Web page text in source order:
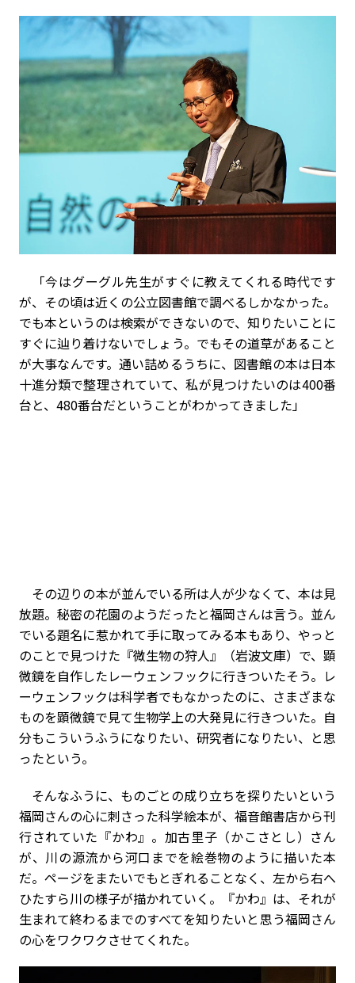
「今はグーグル先生がすぐに教えてくれる時代です
が、その頃は近くの公立図書館で調べるしかなかった。
でも本というのは検索ができないので、知りたいことに
すぐに辿り着けないでしょう。でもその道草があること
が大事なんです。通い詰めるうちに、図書館の本は日本
十進分類で整理されていて、私が見つけたいのは400番
台と、480番台だということがわかってきました」
その辺りの本が並んでいる所は人が少なくて、本は見
放題。秘密の花園のようだったと福岡さんは言う。並ん
でいる題名に惹かれて手に取ってみる本もあり、やっと
のことで見つけた『微生物の狩人』（岩波文庫）で、顕
微鏡を自作したレーウェンフックに行きついたそう。レ
ーウェンフックは科学者でもなかったのに、さまざまな
ものを顕微鏡で見て生物学上の大発見に行きついた。自
分もこういうふうになりたい、研究者になりたい、と思
ったという。
そんなふうに、ものごとの成り立ちを探りたいという
福岡さんの心に刺さった科学絵本が、福音館書店から刊
行されていた『かわ』。加古里子（かこさとし）さん
が、川の源流から河口までを絵巻物のように描いた本
だ。ページをまたいでもとぎれることなく、左から右へ
ひたすら川の様子が描かれていく。『かわ』は、それが
生まれて終わるまでのすべてを知りたいと思う福岡さん
の心をワクワクさせてくれた。